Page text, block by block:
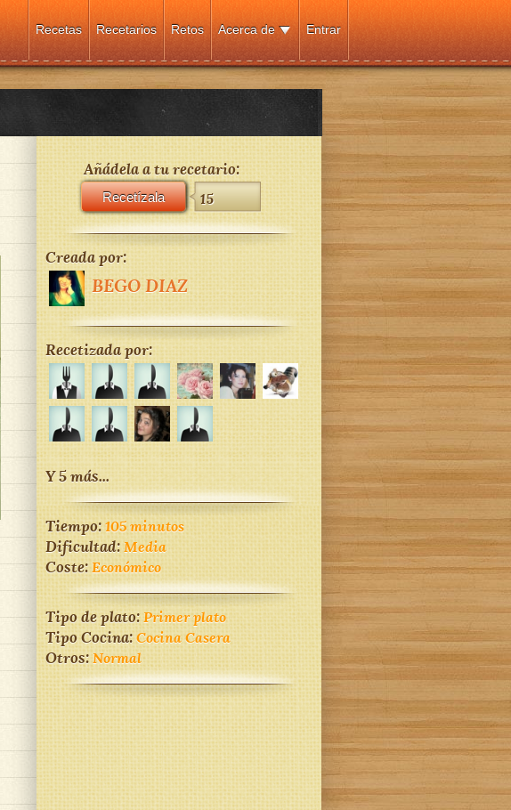
Entrar
Acerca de
Retos
Recetarios
Recetas
Añádela a tu recetario:
Recetízala 15
Creada por:
BEGO DIAZ
Recetizada por:
Y 5 más...
Tiempo:105 minutos
Dificultad:Media
Coste:Económico
Tipo de plato:Primer plato
Tipo Cocina:Cocina Casera
Otros:Normal